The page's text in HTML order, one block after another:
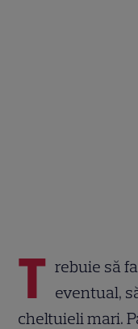
T rebuie să
eventual,
cheltuieli mari.